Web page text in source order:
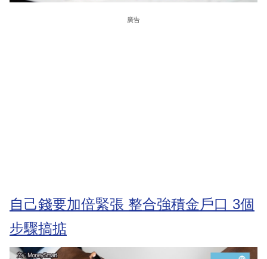
廣告
自己錢要加倍緊張 整合強積金戶口 3個
步驟搞掂